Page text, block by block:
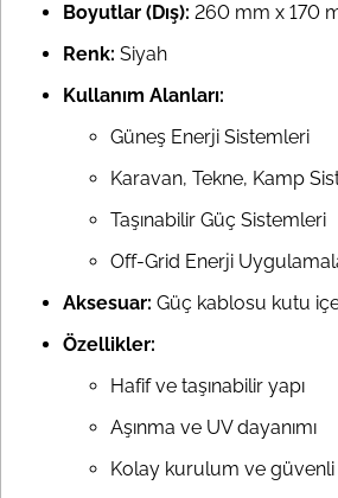
Boyutlar (Dış): 260 mm x 170
Renk: Siyah
Kullanım Alanları:
Güneş Enerji Sistemleri
Karavan, Tekne, Kamp
Taşınabilir Güç Sistemleri
Off-Grid Enerji
Aksesuar: Güç kablosu kutu
Özellikler:
Hafif ve taşınabilir yapı
Aşınma ve UV dayanımı
Kolay kurulum ve güvenli